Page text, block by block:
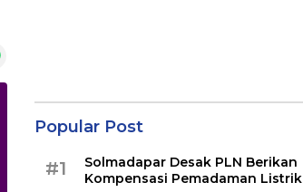
Popular Post
#1
Solmadapar Desak PLN Berikan
Kompensasi Pemadaman Listrik